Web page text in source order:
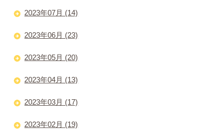
2023年07月 (14)
2023年06月 (23)
2023年05月 (20)
2023年04月 (13)
2023年03月 (17)
2023年02月 (19)